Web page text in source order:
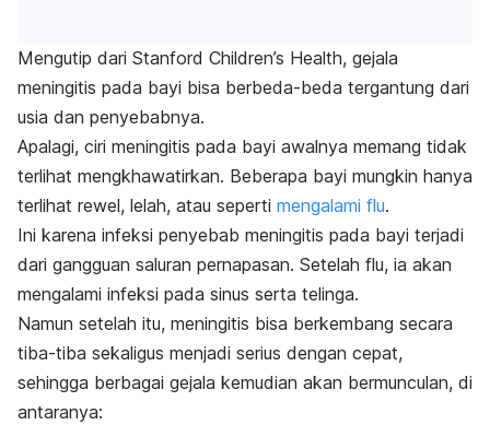
Mengutip dari Stanford Children’s Health, gejala
meningitis pada bayi bisa berbeda-beda tergantung dari
usia dan penyebabnya.
Apalagi, ciri meningitis pada bayi awalnya memang tidak
terlihat mengkhawatirkan. Beberapa bayi mungkin hanya
terlihat rewel, lelah, atau seperti mengalami flu.
Ini karena infeksi penyebab meningitis pada bayi terjadi
dari gangguan saluran pernapasan. Setelah flu, ia akan
mengalami infeksi pada sinus serta telinga.
Namun setelah itu, meningitis bisa berkembang secara
tiba-tiba sekaligus menjadi serius dengan cepat,
sehingga berbagai gejala kemudian akan bermunculan, di
antaranya: